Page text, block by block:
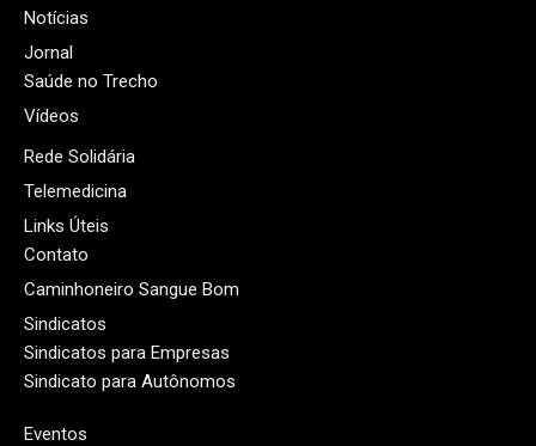
Notícias
Jornal
Saúde no Trecho
Vídeos
Rede Solidária
Telemedicina
Links Úteis
Contato
Caminhoneiro Sangue Bom
Sindicatos
Sindicatos para Empresas
Sindicato para Autônomos
Eventos